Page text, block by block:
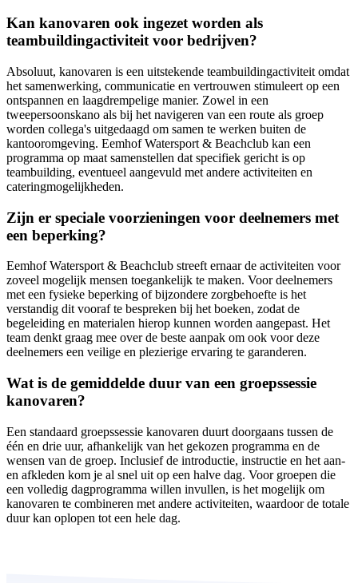
Kan kanovaren ook ingezet worden als
teambuildingactiviteit voor bedrijven?
Absoluut, kanovaren is een uitstekende teambuildingactiviteit omdat
het samenwerking, communicatie en vertrouwen stimuleert op een
ontspannen en laagdrempelige manier. Zowel in een
tweepersoonskanо als bij het navigeren van een route als groep
worden collega's uitgedaagd om samen te werken buiten de
kantooromgeving. Eemhof Watersport & Beachclub kan een
programma op maat samenstellen dat specifiek gericht is op
teambuilding, eventueel aangevuld met andere activiteiten en
cateringmogelijkheden.
Zijn er speciale voorzieningen voor deelnemers met
een beperking?
Eemhof Watersport & Beachclub streeft ernaar de activiteiten voor
zoveel mogelijk mensen toegankelijk te maken. Voor deelnemers
met een fysieke beperking of bijzondere zorgbehoefte is het
verstandig dit vooraf te bespreken bij het boeken, zodat de
begeleiding en materialen hierop kunnen worden aangepast. Het
team denkt graag mee over de beste aanpak om ook voor deze
deelnemers een veilige en plezierige ervaring te garanderen.
Wat is de gemiddelde duur van een groepssessie
kanovaren?
Een standaard groepssessie kanovaren duurt doorgaans tussen de
één en drie uur, afhankelijk van het gekozen programma en de
wensen van de groep. Inclusief de introductie, instructie en het aan-
en afkleden kom je al snel uit op een halve dag. Voor groepen die
een volledig dagprogramma willen invullen, is het mogelijk om
kanovaren te combineren met andere activiteiten, waardoor de totale
duur kan oplopen tot een hele dag.